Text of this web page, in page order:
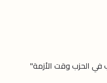
الحزب وقت الأزمة"